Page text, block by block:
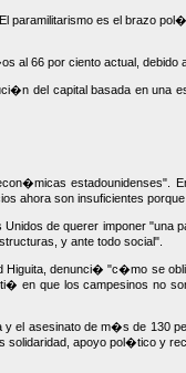
es el brazo
66 por ciento actual,
del capital basada en una
estadounidenses".
son insuficientes porque
de querer imponer "una
y ante todo social".
denunci� "c�mo se
en que los campesinos no
asesinato de m�s de 130
apoyo pol�tico y